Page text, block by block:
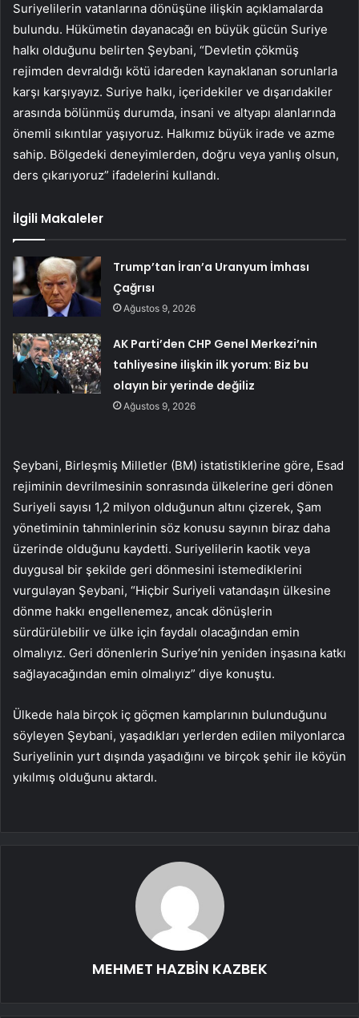
Suriyelilerin vatanlarına dönüşüne ilişkin açıklamalarda
bulundu. Hükümetin dayanacağı en büyük gücün Suriye
halkı olduğunu belirten Şeybani, “Devletin çökmüş
rejimden devraldığı kötü idareden kaynaklanan sorunlarla
karşı karşıyayız. Suriye halkı, içeridekiler ve dışarıdakiler
arasında bölünmüş durumda, insani ve altyapı alanlarında
önemli sıkıntılar yaşıyoruz. Halkımız büyük irade ve azme
sahip. Bölgedeki deneyimlerden, doğru veya yanlış olsun,
ders çıkarıyoruz” ifadelerini kullandı.
İlgili Makaleler
Trump’tan İran’a Uranyum İmhası
Çağrısı
Ağustos 9, 2026
AK Parti’den CHP Genel Merkezi’nin
tahliyesine ilişkin ilk yorum: Biz bu
olayın bir yerinde değiliz
Ağustos 9, 2026
Şeybani, Birleşmiş Milletler (BM) istatistiklerine göre, Esad
rejiminin devrilmesinin sonrasında ülkelerine geri dönen
Suriyeli sayısı 1,2 milyon olduğunun altını çizerek, Şam
yönetiminin tahminlerinin söz konusu sayının biraz daha
üzerinde olduğunu kaydetti. Suriyelilerin kaotik veya
duygusal bir şekilde geri dönmesini istemediklerini
vurgulayan Şeybani, “Hiçbir Suriyeli vatandaşın ülkesine
dönme hakkı engellenemez, ancak dönüşlerin
sürdürülebilir ve ülke için faydalı olacağından emin
olmalıyız. Geri dönenlerin Suriye’nin yeniden inşasına katkı
sağlayacağından emin olmalıyız” diye konuştu.
Ülkede hala birçok iç göçmen kamplarının bulunduğunu
söyleyen Şeybani, yaşadıkları yerlerden edilen milyonlarca
Suriyelinin yurt dışında yaşadığını ve birçok şehir ile köyün
yıkılmış olduğunu aktardı.
MEHMET HAZBİN KAZBEK